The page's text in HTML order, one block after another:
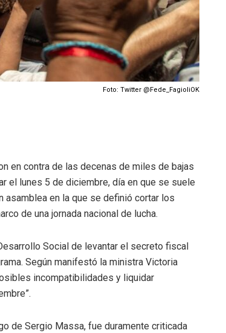
Foto: Twitter @Fede_FagioliOK
en contra de las decenas de miles de bajas
el lunes 5 de diciembre, día en que se suele
asamblea en la que se definió cortar los
de una jornada nacional de lucha.
Social de levantar el secreto fiscal
Según manifestó la ministra Victoria
incompatibilidades y liquidar
de Sergio Massa, fue duramente criticada